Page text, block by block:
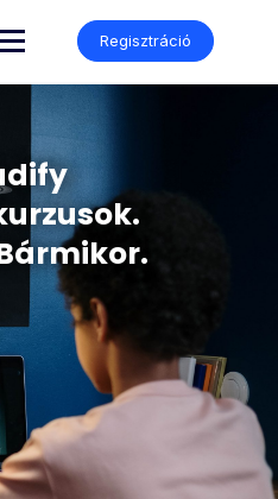
Regisztráció